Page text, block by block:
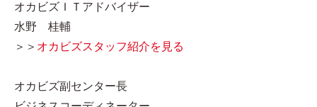
オカビズＩＴアドバイザー
水野 桂輔
＞＞ オカビズスタッフ紹介を見る
オカビズ副センター長